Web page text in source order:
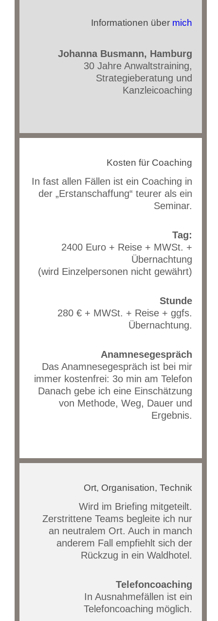
Informationen über mich
Johanna Busmann, Hamburg
30 Jahre Anwaltstraining,
Strategieberatung und
Kanzleicoaching
Kosten für Coaching
In fast allen Fällen ist ein Coaching in
der „Erstanschaffung“ teurer als ein
Seminar.
Tag:
2400 Euro + Reise + MWSt. +
Übernachtung
(wird Einzelpersonen nicht gewährt)
Stunde
280 € + MWSt. + Reise + ggfs.
Übernachtung.
Anamnesegespräch
Das Anamnesegespräch ist bei mir
immer kostenfrei: 3o min am Telefon
Danach gebe ich eine Einschätzung
von Methode, Weg, Dauer und
Ergebnis.
Ort, Organisation, Technik
Wird im Briefing mitgeteilt.
Zerstrittene Teams begleite ich nur
an neutralem Ort. Auch in manch
anderem Fall empfiehlt sich der
Rückzug in ein Waldhotel.
Telefoncoaching
In Ausnahmefällen ist ein
Telefoncoaching möglich.